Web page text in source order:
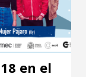
en el